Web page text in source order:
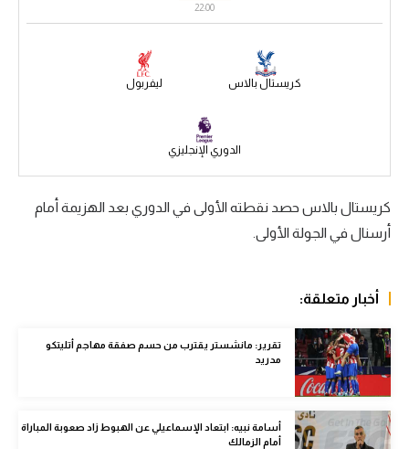
كرة سلة
كرة يد
الوطن العربي
في المونديال
رياضة نسائية
22:00
كريستال بالاس ليفربول
الدوري الإنجليزي
كريستال بالاس حصد نقطته الأولى في الدوري بعد الهزيمة أمام
أرسنال في الجولة الأولى.
أخبار متعلقة:
تقرير: مانشستر يقترب من حسم صفقة مهاجم أتليتكو
مدريد
أسامة نبيه: ابتعاد الإسماعيلي عن الهبوط زاد صعوبة المباراة
أمام الزمالك